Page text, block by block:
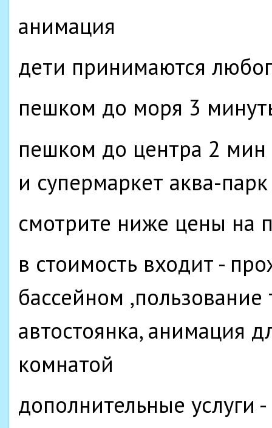
анимация
дети принимаются
пешком до моря 3
пешком до центра 2
и супермаркет аква-
смотрите ниже цены на
в стоимость входит -
бассейном
автостоянка, анимация
комнатой
дополнительные услуги